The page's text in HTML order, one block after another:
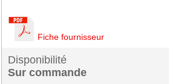
Fiche fournisseur
Disponibilité
Sur commande